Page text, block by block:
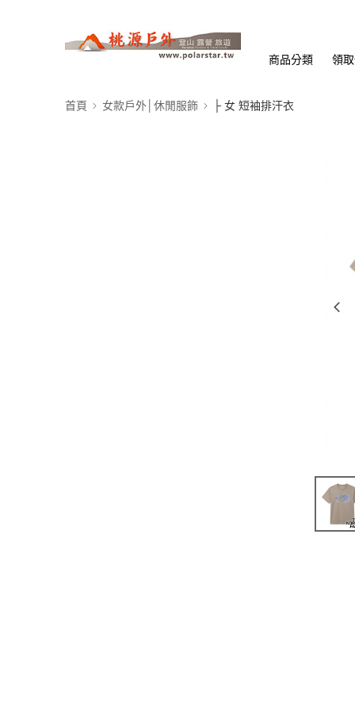
商品分類 領
首頁 女款戶外│休閒服飾 ├ 女 短袖排汗衣